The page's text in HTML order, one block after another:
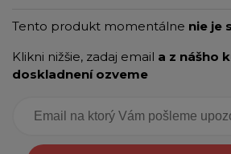
Tento produkt momentálne nie je
Klikni nižšie, zadaj email a z nášho
doskladnení ozveme